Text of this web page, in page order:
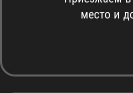
место и